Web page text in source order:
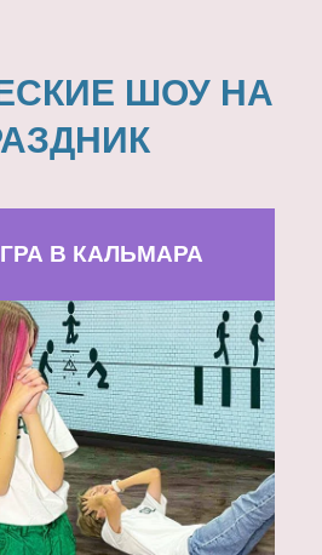
ШОУ НА
В КАЛЬМАРА